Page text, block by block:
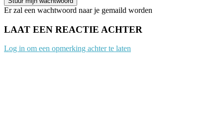
Er zal een wachtwoord naar je gemaild worden
LAAT EEN REACTIE ACHTER
Log in om een opmerking achter te laten